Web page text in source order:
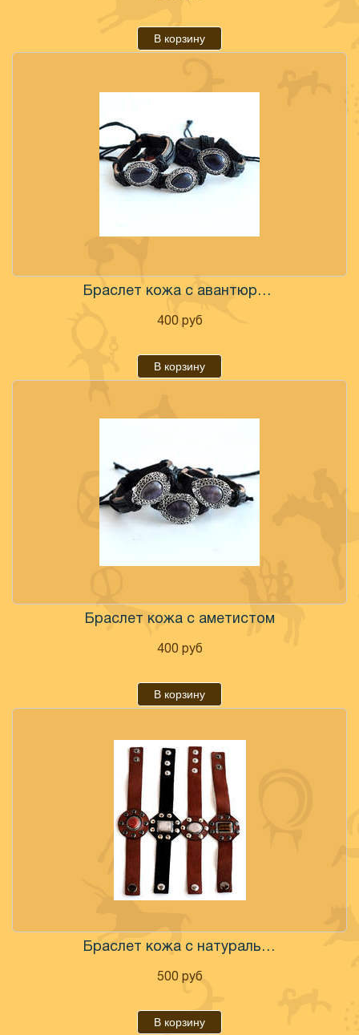
В корзину
Браслет кожа с авантюрином
400 руб
В корзину
Браслет кожа с аметистом
400 руб
В корзину
Браслет кожа с натуральным камнем
500 руб
В корзину